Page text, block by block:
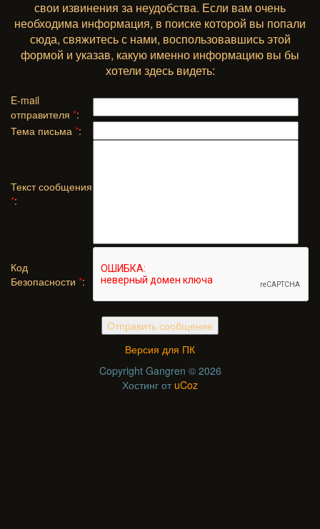
свои извинения за неудобства. Если вам очень
необходима информация, в поиске которой вы попали
сюда, свяжитесь с нами, воспользовавшись этой
формой и указав, какую именно информацию вы бы
хотели здесь видеть:
E-mail
отправителя *:
Тема письма *:
Текст сообщения
*:
Код
Безопасности *:
Версия для ПК
Copyright Gangren © 2026
Хостинг от uCoz